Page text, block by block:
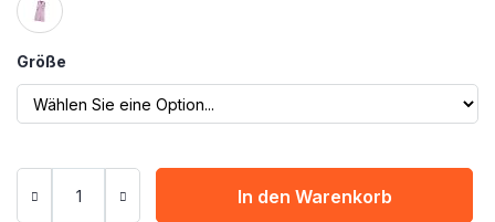
Größe
In den Warenkorb